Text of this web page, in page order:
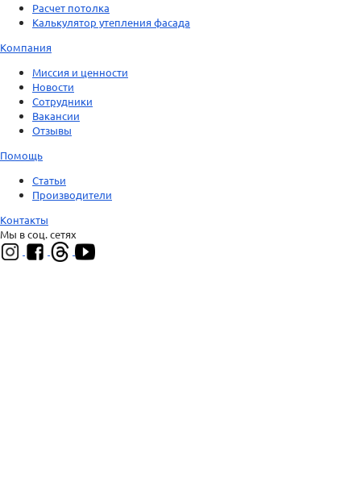
Расчет потолка
Калькулятор утепления фасада
Компания
Миссия и ценности
Новости
Сотрудники
Вакансии
Отзывы
Помощь
Статьи
Производители
Контакты
Мы в соц. сетях